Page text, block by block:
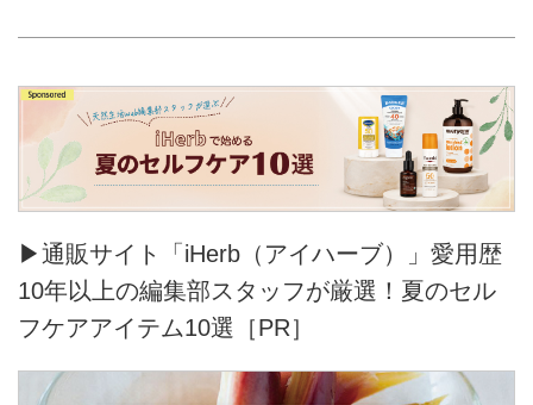
▶通販サイト「iHerb（アイハーブ）」愛用歴
10年以上の編集部スタッフが厳選！夏のセル
フケアアイテム10選［PR］